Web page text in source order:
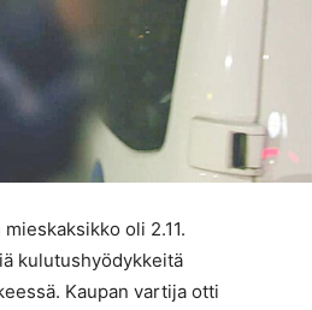
oli 2.11.
kulutushyödykkeitä
Kaupan vartija otti